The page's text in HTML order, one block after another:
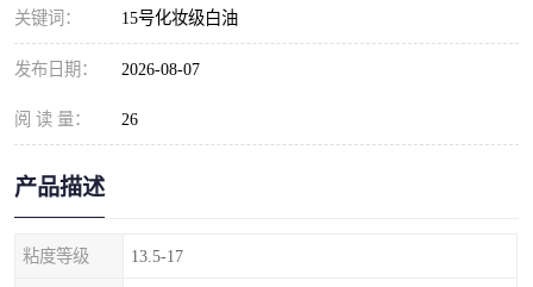
关键词： 15号化妆级白油
发布日期： 2026-08-07
阅 读 量： 26
产品描述
粘度等级 13.5-17